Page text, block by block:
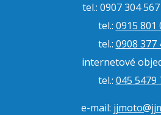
tel.: 0907
tel.: 0915 801
tel.: 0908 377
internetové
tel.: 045 5479
e-mail: